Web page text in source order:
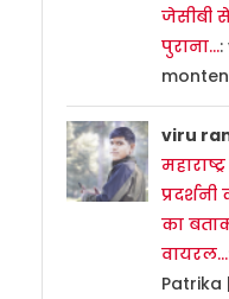
जेसीबी
पुराना…:
viru
का
वायरल…
Patrika